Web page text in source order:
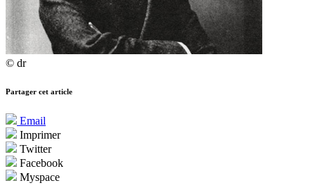
© dr
Partager cet article
Email
Imprimer
Twitter
Facebook
Myspace